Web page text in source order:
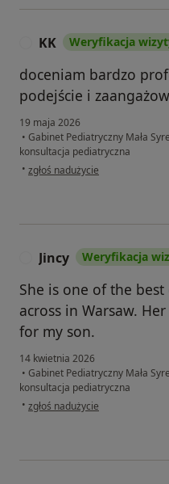
KK Weryfikacja
doceniam bardzo
podejście i
19 maja 2026
• Gabinet Pediatryczny Mała
konsultacja pediatryczna
• w opinii użytkownika KK
zgłoś nadużycie
Jincy Weryfikacja
She is one of the
across in Warsaw.
for my son.
14 kwietnia 2026
• Gabinet Pediatryczny Mała
konsultacja pediatryczna
• w opinii użytkownika Jincy
zgłoś nadużycie